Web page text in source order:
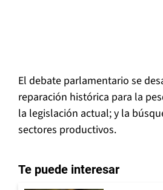
El debate parlamentario se
reparación histórica para la
la legislación actual; y la
sectores productivos.
Te puede interesar